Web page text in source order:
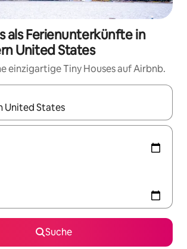
als Ferienunterkünfte in
United States
einzigartige Tiny Houses auf Airbnb.
verfügbar sind, navigiere mit den
Suche